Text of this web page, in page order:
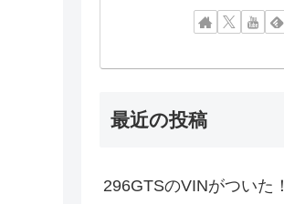
最近の投稿
296GTSのVINがついた！